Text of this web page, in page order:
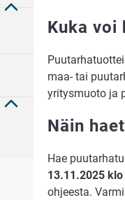
Kuka voi
maa- tai
yritysmuoto ja
Näin
Hae
13.11.2025
ohjeesta.